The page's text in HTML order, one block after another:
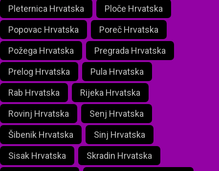
Pleternica Hrvatska Ploče Hrvatska
Popovac Hrvatska Poreč Hrvatska
Požega Hrvatska Pregrada Hrvatska
Prelog Hrvatska Pula Hrvatska
Rab Hrvatska Rijeka Hrvatska
Rovinj Hrvatska Senj Hrvatska
Šibenik Hrvatska Sinj Hrvatska
Sisak Hrvatska Skradin Hrvatska